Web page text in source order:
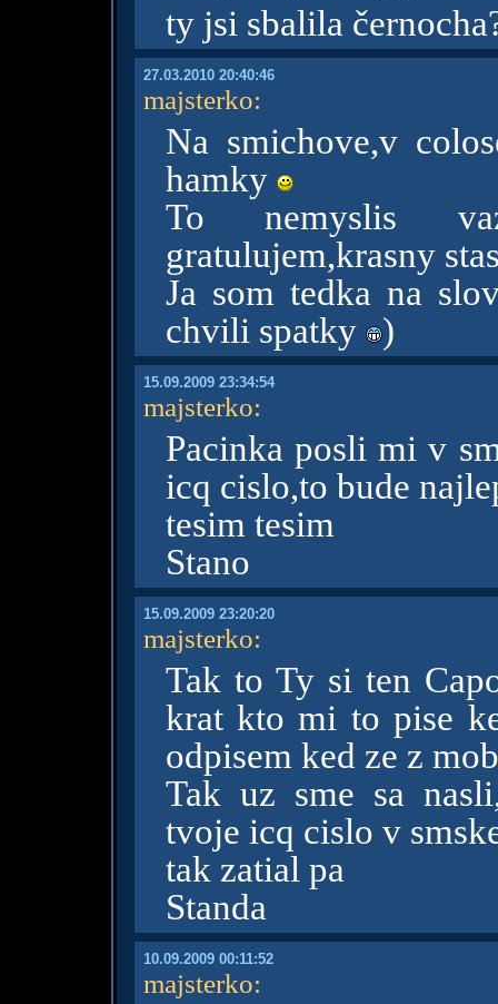
ty jsi sbalila
27.03.2010 20:40:46
majsterko:
Na smichove,v
hamky
To nemyslis
gratulujem,krasny
Ja som tedka na
chvili spatky
)
15.09.2009 23:34:54
majsterko:
Pacinka posli mi v
icq cislo,to bude
tesim tesim
Stano
15.09.2009 23:20:20
majsterko:
Tak to Ty si ten
krat kto mi to pise
odpisem ked ze z
Tak uz sme sa
tvoje icq cislo v
tak zatial pa
Standa
10.09.2009 00:11:52
majsterko: